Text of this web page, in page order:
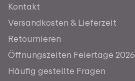
Kontakt
Versandkosten & Lieferzeit
Retournieren
Öffnungszeiten Feiertage 2026
Häufig gestellte Fragen